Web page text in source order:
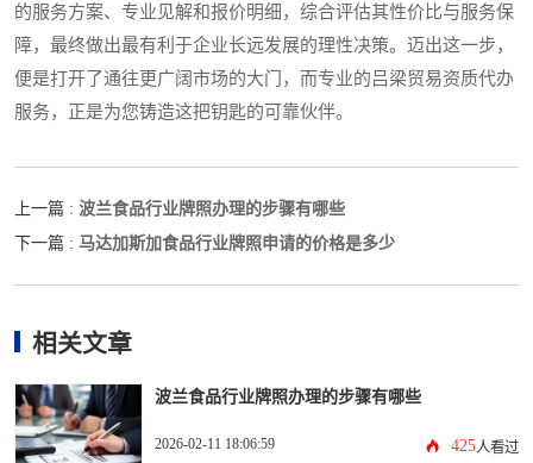
的服务方案、专业见解和报价明细，综合评估其性价比与服务保
障，最终做出最有利于企业长远发展的理性决策。迈出这一步，
便是打开了通往更广阔市场的大门，而专业的吕梁贸易资质代办
服务，正是为您铸造这把钥匙的可靠伙伴。
上一篇 : 波兰食品行业牌照办理的步骤有哪些
下一篇 : 马达加斯加食品行业牌照申请的价格是多少
相关文章
波兰食品行业牌照办理的步骤有哪些
2026-02-11 18:06:59 425人看过